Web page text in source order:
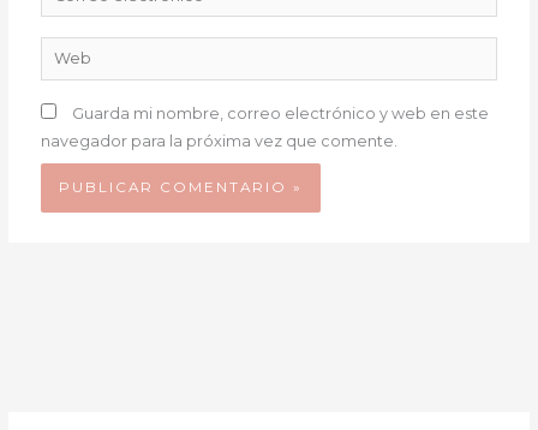
electrónico*
Web
Guarda mi nombre, correo electrónico y web en este
navegador para la próxima vez que comente.